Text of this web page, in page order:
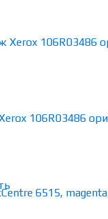
106R03486